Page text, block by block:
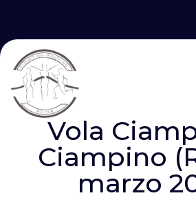
Vola
Ciampino
marzo